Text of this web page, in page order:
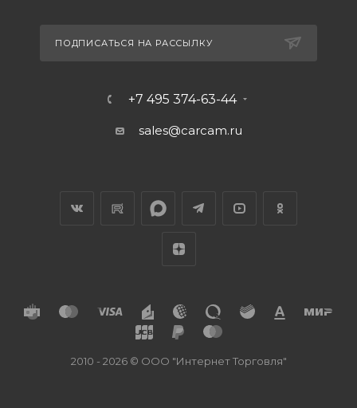
ПОДПИСАТЬСЯ НА РАССЫЛКУ
+7 495 374-63-44
sales@carcam.ru
2010 - 2026 © ООО "Интернет Торговля"